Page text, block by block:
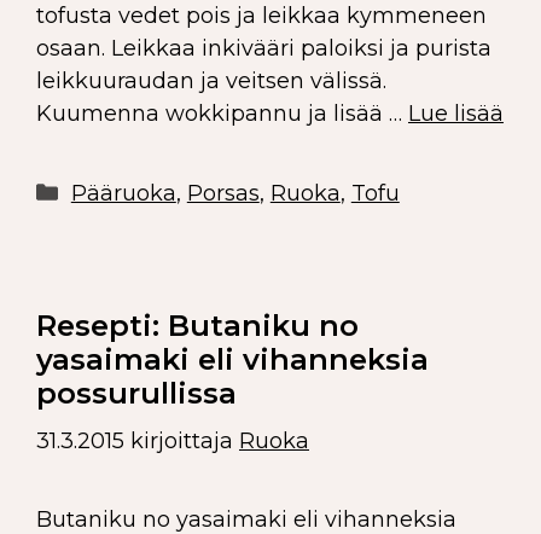
tofusta vedet pois ja leikkaa kymmeneen
osaan. Leikkaa inkivääri paloiksi ja purista
leikkuuraudan ja veitsen välissä.
Kuumenna wokkipannu ja lisää … Lue lisää
Pääruoka, Porsas, Ruoka, Tofu
Resepti: Butaniku no
yasaimaki eli vihanneksia
possurullissa
31.3.2015 kirjoittaja Ruoka
Butaniku no yasaimaki eli vihanneksia